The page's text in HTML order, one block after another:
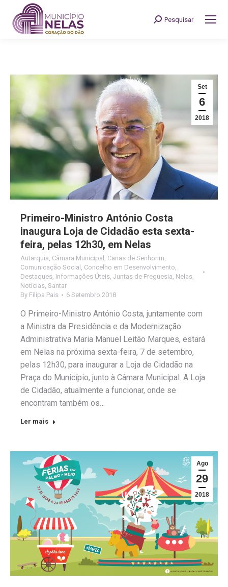
Search:
Pesquisar
Set
6
2018
Primeiro-Ministro António Costa
inaugura Loja de Cidadão esta sexta-
feira, pelas 12h30, em Nelas
Autarquia Câmara Municipal Canas de Senhorim
Comunicação Social Concelho em Desenvolvimento
Destaques Informações Úteis Juntas de Freguesia Nelas
Notícias Santar
By Filipa Pais 6 Setembro 2018
O Primeiro-Ministro António Costa, juntamente com
a Ministra da Presidência e da Modernização
Administrativa Maria Manuel Leitão Marques, estará
em Nelas na próxima sexta-feira, 7 de setembro,
pelas 12h30, para inaugurar a Loja de Cidadão na
Praça do Município, junto à Câmara Municipal. A Loja
de Cidadão, atualmente a funcionar, onde se
encontram também os…
Ler mais
Ago
29
2018